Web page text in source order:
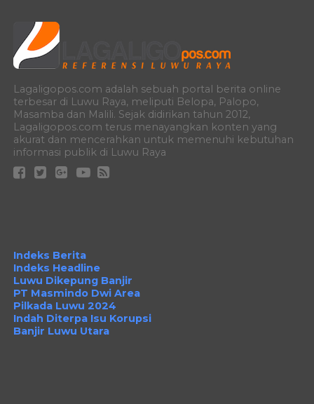
Lagaligopos.com adalah sebuah portal berita online
terbesar di Luwu Raya, meliputi Belopa, Palopo,
Masamba dan Malili. Sejak didirikan tahun 2012,
Lagaligopos.com terus menayangkan konten yang
akurat dan mencerahkan untuk memenuhi kebutuhan
informasi publik di Luwu Raya
Indeks Berita
Indeks Headline
Luwu Dikepung Banjir
PT Masmindo Dwi Area
Pilkada Luwu 2024
Indah Diterpa Isu Korupsi
Banjir Luwu Utara